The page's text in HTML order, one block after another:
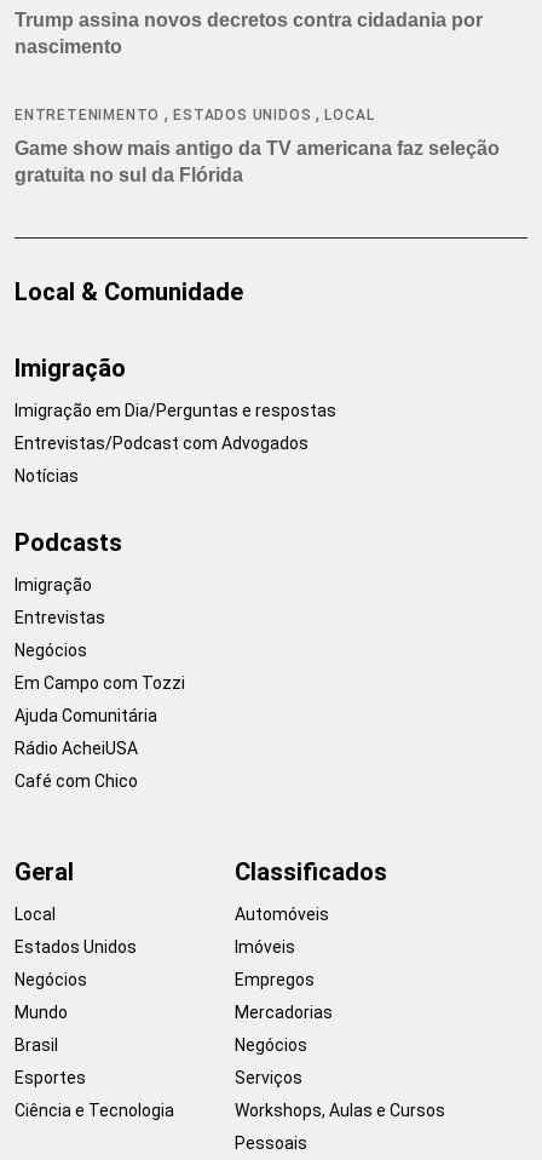
Trump assina novos decretos contra cidadania por
nascimento
ENTRETENIMENTO ,ESTADOS UNIDOS ,LOCAL
Game show mais antigo da TV americana faz seleção
gratuita no sul da Flórida
Local & Comunidade
Imigração
Imigração em Dia/Perguntas e respostas
Entrevistas/Podcast com Advogados
Notícias
Podcasts
Imigração
Entrevistas
Negócios
Em Campo com Tozzi
Ajuda Comunitária
Rádio AcheiUSA
Café com Chico
Geral
Local
Estados Unidos
Negócios
Mundo
Brasil
Esportes
Ciência e Tecnologia
Classificados
Automóveis
Imóveis
Empregos
Mercadorias
Negócios
Serviços
Workshops, Aulas e Cursos
Pessoais